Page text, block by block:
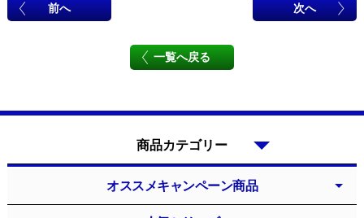
前へ 次へ
一覧へ戻る
オススメキャンペーン商品
商品カテゴリー